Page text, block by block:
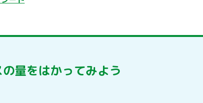
量をはかってみよう